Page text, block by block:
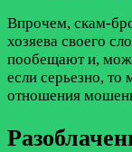
Впрочем, скам-
хозяева своего
пообещают и,
если серьезно,
отношения